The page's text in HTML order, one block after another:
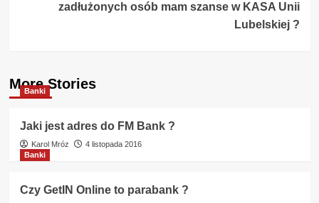
zadłużonych osób mam szanse w KASA Unii
Lubelskiej ?
More Stories
Banki
Jaki jest adres do FM Bank ?
Karol Mróz
4 listopada 2016
Banki
Czy GetIN Online to parabank ?